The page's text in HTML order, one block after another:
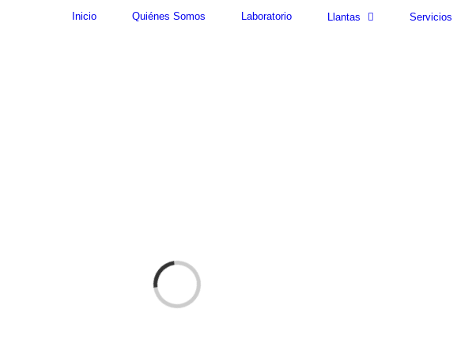
Inicio Quiénes Somos Laboratorio Llantas Servicios
Cargando...